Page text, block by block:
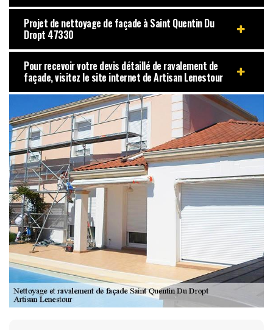
Projet de nettoyage de façade à Saint Quentin Du
Dropt 47330
Pour recevoir votre devis détaillé de ravalement de
façade, visitez le site internet de Artisan Lenestour